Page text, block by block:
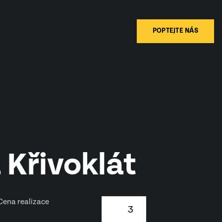
POPTEJTE NÁS
Křivoklát
3
realizace